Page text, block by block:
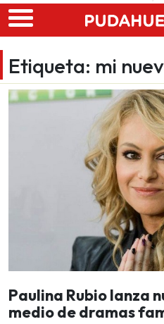
Skip to main content
Etiqueta: mi
Paulina Rubio lanza
medio de dramas